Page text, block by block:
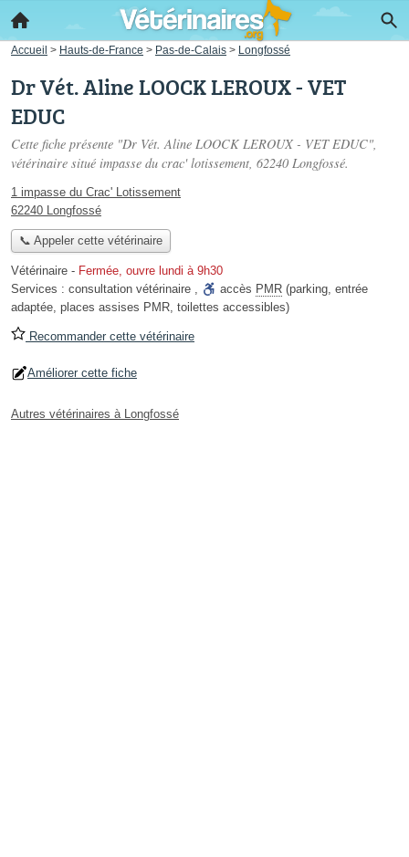
Accueil > Hauts-de-France > Pas-de-Calais > Longfossé
Dr Vét. Aline LOOCK LEROUX - VET
EDUC
Cette fiche présente "Dr Vét. Aline LOOCK LEROUX - VET EDUC",
vétérinaire situé impasse du crac' lotissement, 62240 Longfossé.
1 impasse du Crac' Lotissement
62240 Longfossé
📞 Appeler cette vétérinaire
Vétérinaire - Fermée, ouvre lundi à 9h30
Services : consultation vétérinaire , accès PMR (parking, entrée
adaptée, places assises PMR, toilettes accessibles)
Recommander cette vétérinaire
Améliorer cette fiche
Autres vétérinaires à Longfossé